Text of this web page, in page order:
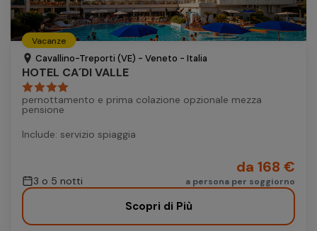
Vacanze
Cavallino-Treporti (VE) - Veneto - Italia
HOTEL CA´DI VALLE
pernottamento e prima colazione opzionale mezza
pensione
Include: servizio spiaggia
3 o 5 notti
da 168 €
a persona per soggiorno
Scopri di Più